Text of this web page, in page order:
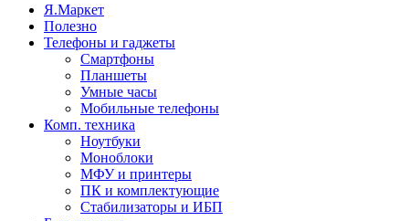
Я.Маркет
Полезно
Телефоны и гаджеты
Смартфоны
Планшеты
Умные часы
Мобильные телефоны
Комп. техника
Ноутбуки
Моноблоки
МФУ и принтеры
ПК и комплектующие
Стабилизаторы и ИБП